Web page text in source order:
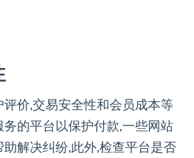
价,交易安全性和会员成本等
务的平台以保护付款,一些网站
解决纠纷,此外,检查平台是否